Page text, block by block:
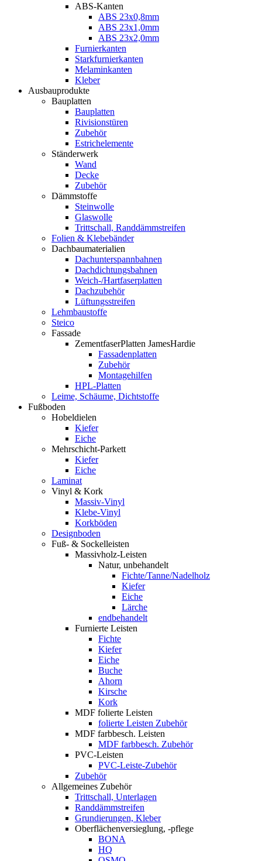
ABS-Kanten
ABS 23x0,8mm
ABS 23x1,0mm
ABS 23x2,0mm
Furnierkanten
Starkfurnierkanten
Melaminkanten
Kleber
Ausbauprodukte
Bauplatten
Bauplatten
Rivisionstüren
Zubehör
Estrichelemente
Ständerwerk
Wand
Decke
Zubehör
Dämmstoffe
Steinwolle
Glaswolle
Trittschall, Randdämmstreifen
Folien & Klebebänder
Dachbaumaterialien
Dachunterspannbahnen
Dachdichtungsbahnen
Weich-/Hartfaserplatten
Dachzubehör
Lüftungsstreifen
Lehmbaustoffe
Steico
Fassade
ZementfaserPlatten JamesHardie
Fassadenplatten
Zubehör
Montagehilfen
HPL-Platten
Leime, Schäume, Dichtstoffe
Fußboden
Hobeldielen
Kiefer
Eiche
Mehrschicht-Parkett
Kiefer
Eiche
Laminat
Vinyl & Kork
Massiv-Vinyl
Klebe-Vinyl
Korkböden
Designboden
Fuß- & Sockelleisten
Massivholz-Leisten
Natur, unbehandelt
Fichte/Tanne/Nadelholz
Kiefer
Eiche
Lärche
endbehandelt
Furnierte Leisten
Fichte
Kiefer
Eiche
Buche
Ahorn
Kirsche
Kork
MDF folierte Leisten
folierte Leisten Zubehör
MDF farbbesch. Leisten
MDF farbbesch. Zubehör
PVC-Leisten
PVC-Leiste-Zubehör
Zubehör
Allgemeines Zubehör
Trittschall, Unterlagen
Randdämmstreifen
Grundierungen, Kleber
Oberflächenversieglung, -pflege
BONA
HQ